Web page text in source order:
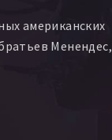
американских
Менендес,